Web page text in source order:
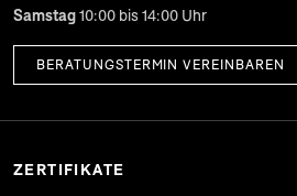
Samstag10:00 bis 14:00 Uhr
BERATUNGSTERMIN VEREINBAREN
ZERTIFIKATE